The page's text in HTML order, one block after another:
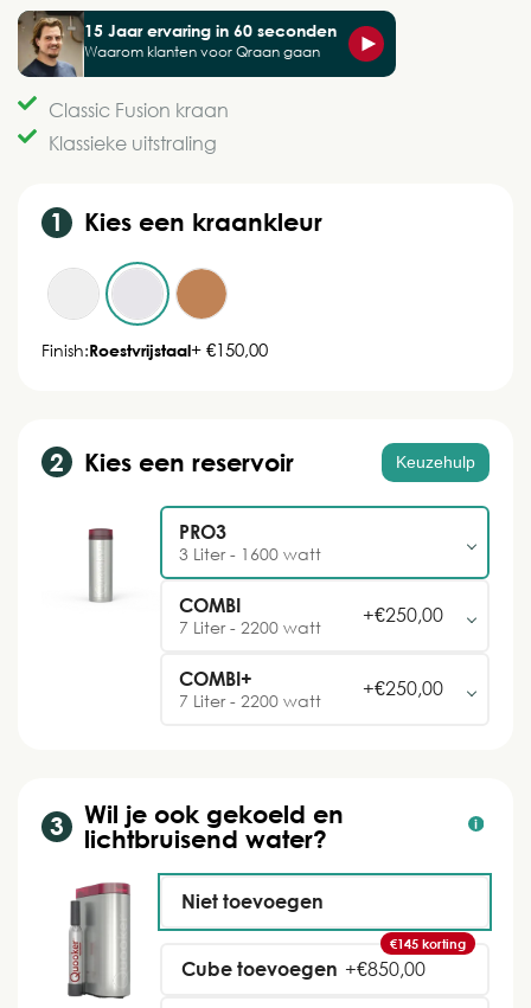
15 Jaar ervaring in 60 seconden
Waarom klanten voor Qraan gaan
Classic Fusion kraan
Klassieke uitstraling
Kies een kraankleur
Finish:Roestvrijstaal+ €150,00
Kies een reservoir Keuzehulp
PRO3
3 Liter - 1600 watt
COMBI
7 Liter - 2200 watt +€250,00
COMBI+
7 Liter - 2200 watt +€250,00
Wil je ook gekoeld en
lichtbruisend water?
Niet toevoegen
Cube toevoegen +€850,00
€145 korting